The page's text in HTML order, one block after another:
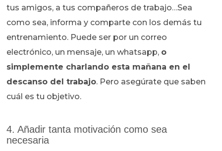
tus amigos, a tus compañeros de trabajo…Sea
como sea, informa y comparte con los demás tu
entrenamiento. Puede ser por un correo
electrónico, un mensaje, un whatsapp, o
simplemente charlando esta mañana en el
descanso del trabajo. Pero asegúrate que saben
cuál es tu objetivo.
4. Añadir tanta motivación como sea
necesaria